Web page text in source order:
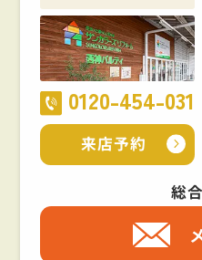
0120-454-031
来店予約
総